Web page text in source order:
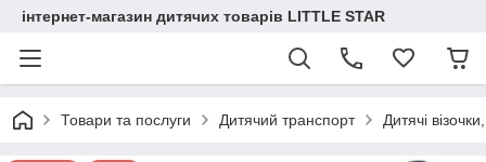
інтернет-магазин дитячих товарів LITTLE STAR
Товари та послуги Дитячий транспорт Дитячі